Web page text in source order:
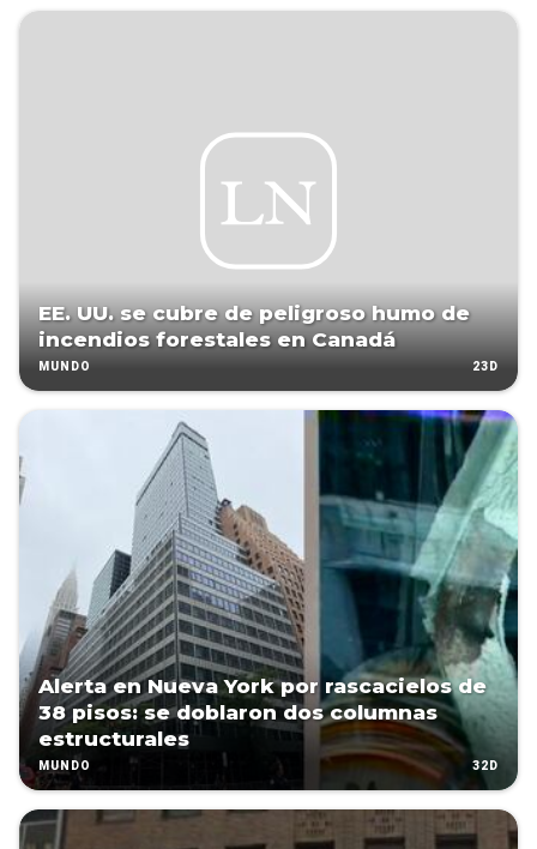
EE. UU. se cubre de peligroso humo de
incendios forestales en Canadá
MUNDO 23D
Alerta en Nueva York por rascacielos de
38 pisos: se doblaron dos columnas
estructurales
MUNDO 32D